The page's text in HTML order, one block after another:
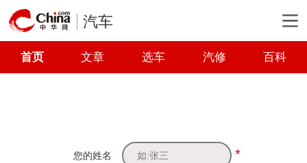
汽车
首页 文章 选车 汽修 百科
您的姓名 *